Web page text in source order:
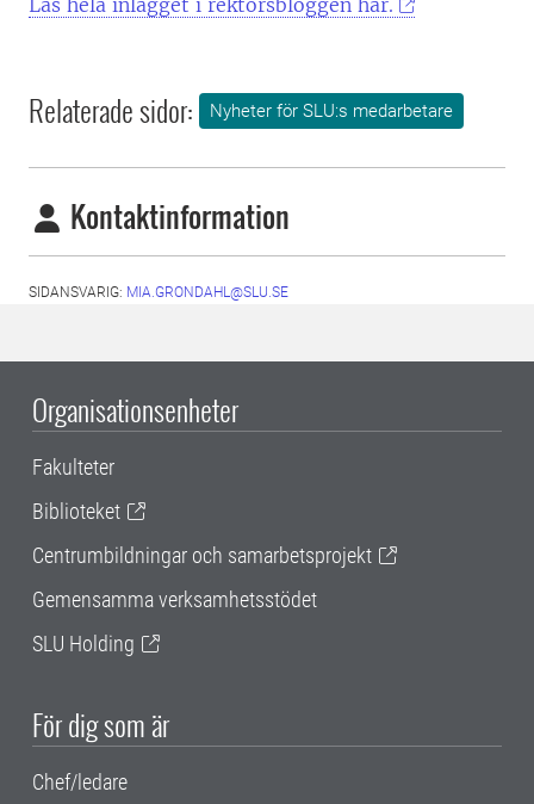
Läs hela inlägget i rektorsbloggen här.
Relaterade sidor: Nyheter för SLU:s medarbetare
Kontaktinformation
SIDANSVARIG: MIA.GRONDAHL@SLU.SE
Organisationsenheter
Fakulteter
Biblioteket
Centrumbildningar och samarbetsprojekt
Gemensamma verksamhetsstödet
SLU Holding
För dig som är
Chef/ledare